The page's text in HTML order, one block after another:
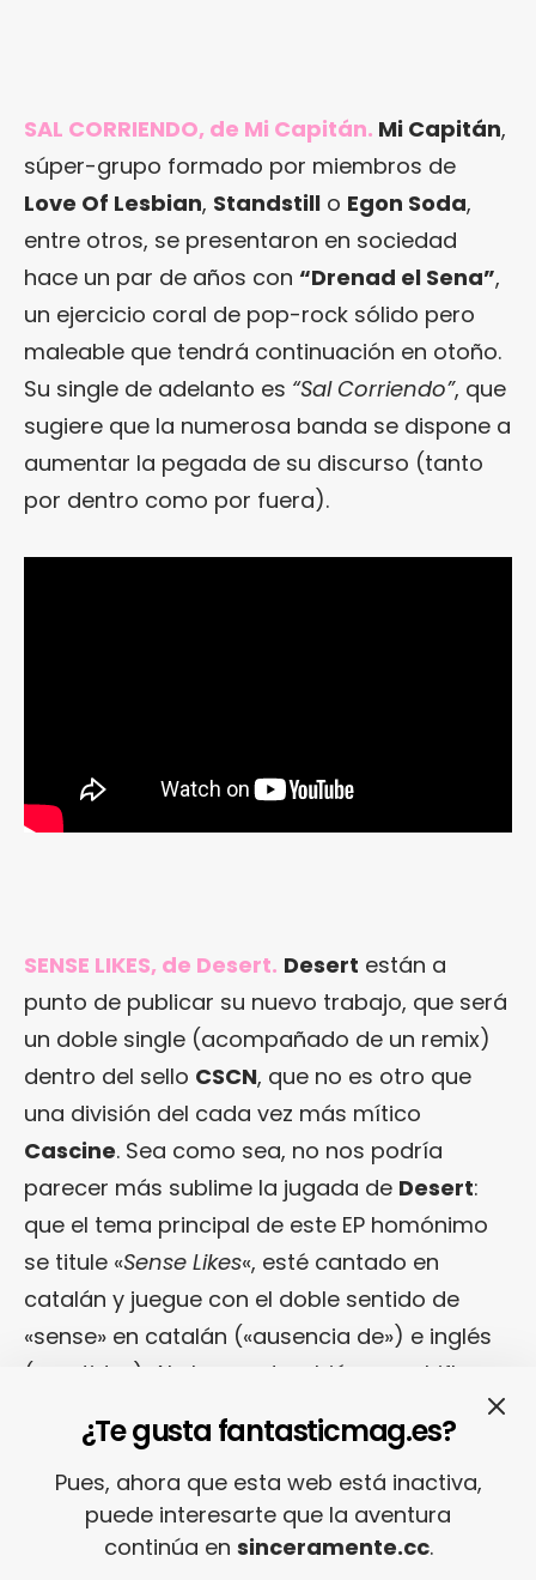
SAL CORRIENDO, de Mi Capitán. Mi Capitán,
súper-grupo formado por miembros de
Love Of Lesbian, Standstill o Egon Soda,
entre otros, se presentaron en sociedad
hace un par de años con “Drenad el Sena”,
un ejercicio coral de pop-rock sólido pero
maleable que tendrá continuación en otoño.
Su single de adelanto es “Sal Corriendo”, que
sugiere que la numerosa banda se dispone a
aumentar la pegada de su discurso (tanto
por dentro como por fuera).
SENSE LIKES, de Desert. Desert están a
punto de publicar su nuevo trabajo, que será
un doble single (acompañado de un remix)
dentro del sello CSCN, que no es otro que
una división del cada vez más mítico
Cascine. Sea como sea, no nos podría
parecer más sublime la jugada de Desert:
que el tema principal de este EP homónimo
se titule «Sense Likes«, esté cantado en
catalán y juegue con el doble sentido de
«sense» en catalán («ausencia de») e inglés
(«sentido»). Ah, bueno, también nos chifla
, pero eso
se daba por supuesto, ¿no?
¿Te gusta fantasticmag.es?
Pues, ahora que esta web está inactiva,
puede interesarte que la aventura
continúa en sinceramente.cc.